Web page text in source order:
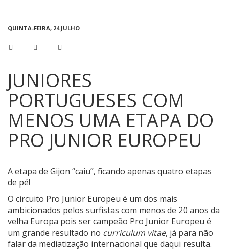
QUINTA-FEIRA, 24 JULHO
JUNIORES
PORTUGUESES COM
MENOS UMA ETAPA DO
PRO JUNIOR EUROPEU
A etapa de Gijon “caiu”, ficando apenas quatro etapas
de pé!
O circuito Pro Junior Europeu é um dos mais
ambicionados pelos surfistas com menos de 20 anos da
velha Europa pois ser campeão Pro Junior Europeu é
um grande resultado no curriculum vitae, já para não
falar da mediatização internacional que daqui resulta.